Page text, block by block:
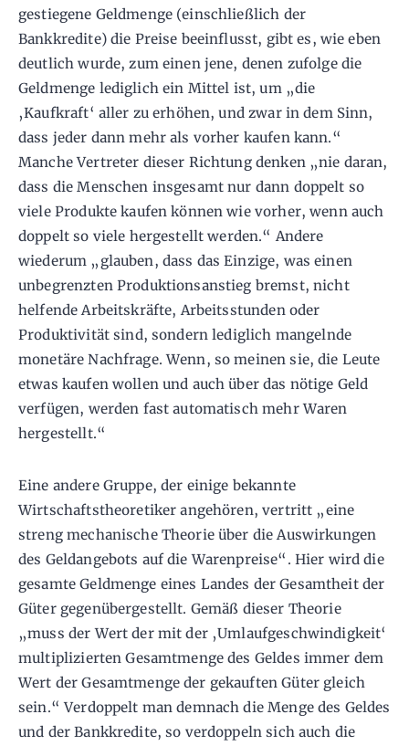
gestiegene Geldmenge (einschließlich der
Bankkredite) die Preise beeinflusst, gibt es, wie eben
deutlich wurde, zum einen jene, denen zufolge die
Geldmenge lediglich ein Mittel ist, um „die
‚Kaufkraft‘ aller zu erhöhen, und zwar in dem Sinn,
dass jeder dann mehr als vorher kaufen kann.“
Manche Vertreter dieser Richtung denken „nie daran,
dass die Menschen insgesamt nur dann doppelt so
viele Produkte kaufen können wie vorher, wenn auch
doppelt so viele hergestellt werden.“ Andere
wiederum „glauben, dass das Einzige, was einen
unbegrenzten Produktionsanstieg bremst, nicht
helfende Arbeitskräfte, Arbeitsstunden oder
Produktivität sind, sondern lediglich mangelnde
monetäre Nachfrage. Wenn, so meinen sie, die Leute
etwas kaufen wollen und auch über das nötige Geld
verfügen, werden fast automatisch mehr Waren
hergestellt.“
Eine andere Gruppe, der einige bekannte
Wirtschaftstheoretiker angehören, vertritt „eine
streng mechanische Theorie über die Auswirkungen
des Geldangebots auf die Warenpreise“. Hier wird die
gesamte Geldmenge eines Landes der Gesamtheit der
Güter gegenübergestellt. Gemäß dieser Theorie
„muss der Wert der mit der ‚Umlaufgeschwindigkeit‘
multiplizierten Gesamtmenge des Geldes immer dem
Wert der Gesamtmenge der gekauften Güter gleich
sein.“ Verdoppelt man demnach die Menge des Geldes
und der Bankkredite, so verdoppeln sich auch die